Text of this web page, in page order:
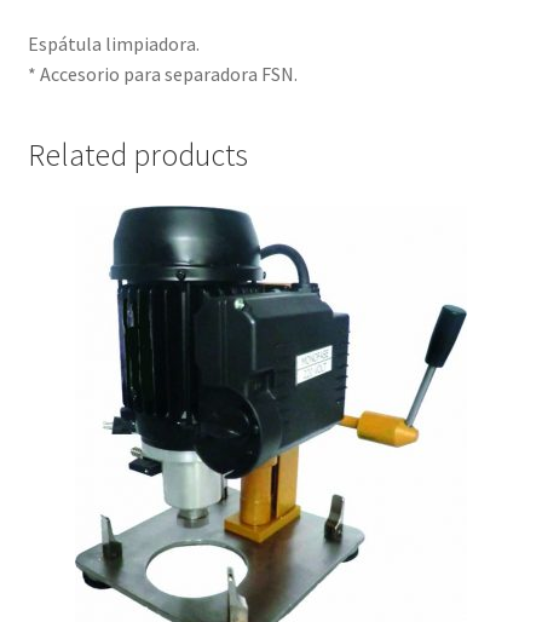
Espátula limpiadora.
* Accesorio para separadora FSN.
Related products